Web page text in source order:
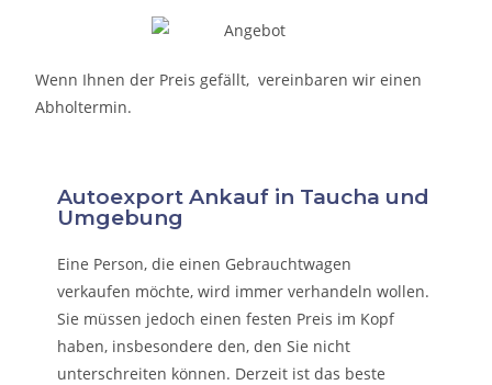
Wenn Ihnen der Preis gefällt, vereinbaren wir einen
Abholtermin.
Autoexport Ankauf in Taucha und
Umgebung
Eine Person, die einen Gebrauchtwagen
verkaufen möchte, wird immer verhandeln wollen.
Sie müssen jedoch einen festen Preis im Kopf
haben, insbesondere den, den Sie nicht
unterschreiten können. Derzeit ist das beste